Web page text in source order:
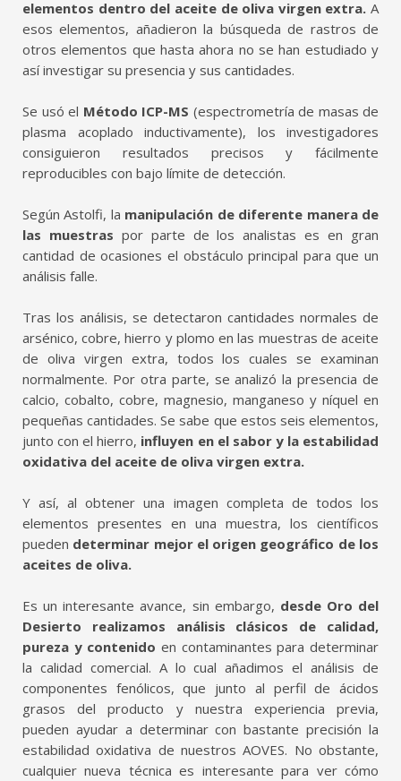
elementos dentro del aceite de oliva virgen extra. A
esos elementos, añadieron la búsqueda de rastros de
otros elementos que hasta ahora no se han estudiado y
así investigar su presencia y sus cantidades.
Se usó el Método ICP-MS (espectrometría de masas de
plasma acoplado inductivamente), los investigadores
consiguieron resultados precisos y fácilmente
reproducibles con bajo límite de detección.
Según Astolfi, la manipulación de diferente manera de
las muestras por parte de los analistas es en gran
cantidad de ocasiones el obstáculo principal para que un
análisis falle.
Tras los análisis, se detectaron cantidades normales de
arsénico, cobre, hierro y plomo en las muestras de aceite
de oliva virgen extra, todos los cuales se examinan
normalmente. Por otra parte, se analizó la presencia de
calcio, cobalto, cobre, magnesio, manganeso y níquel en
pequeñas cantidades. Se sabe que estos seis elementos,
junto con el hierro, influyen en el sabor y la estabilidad
oxidativa del aceite de oliva virgen extra.
Y así, al obtener una imagen completa de todos los
elementos presentes en una muestra, los científicos
pueden determinar mejor el origen geográfico de los
aceites de oliva.
Es un interesante avance, sin embargo, desde Oro del
Desierto realizamos análisis clásicos de calidad,
pureza y contenido en contaminantes para determinar
la calidad comercial. A lo cual añadimos el análisis de
componentes fenólicos, que junto al perfil de ácidos
grasos del producto y nuestra experiencia previa,
pueden ayudar a determinar con bastante precisión la
estabilidad oxidativa de nuestros AOVES. No obstante,
cualquier nueva técnica es interesante para ver cómo